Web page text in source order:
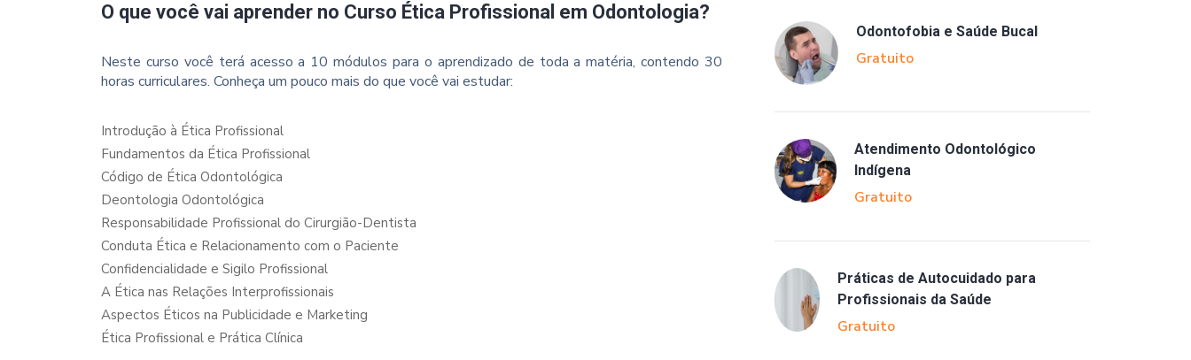
O que você vai aprender no Curso Ética Profissional em Odontologia?
Neste curso você terá acesso a 10 módulos para o aprendizado de toda a matéria, contendo 30
horas curriculares. Conheça um pouco mais do que você vai estudar:
Introdução à Ética Profissional
Fundamentos da Ética Profissional
Código de Ética Odontológica
Deontologia Odontológica
Responsabilidade Profissional do Cirurgião-Dentista
Conduta Ética e Relacionamento com o Paciente
Confidencialidade e Sigilo Profissional
A Ética nas Relações Interprofissionais
Aspectos Éticos na Publicidade e Marketing
Ética Profissional e Prática Clínica
Odontofobia e Saúde Bucal
Gratuito
Atendimento Odontológico
Indígena
Gratuito
Práticas de Autocuidado para
Profissionais da Saúde
Gratuito